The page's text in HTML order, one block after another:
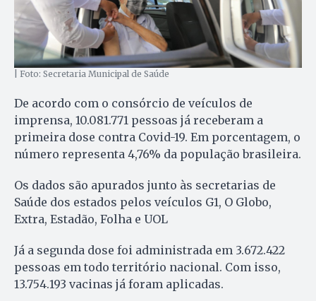
| Foto: Secretaria Municipal de Saúde
De acordo com o consórcio de veículos de
imprensa, 10.081.771 pessoas já receberam a
primeira dose contra Covid-19. Em porcentagem, o
número representa 4,76% da população brasileira.
Os dados são apurados junto às secretarias de
Saúde dos estados pelos veículos G1, O Globo,
Extra, Estadão, Folha e UOL
Já a segunda dose foi administrada em 3.672.422
pessoas em todo território nacional. Com isso,
13.754.193 vacinas já foram aplicadas.